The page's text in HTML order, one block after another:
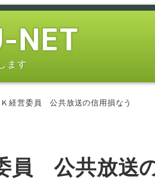
ます
経営委員 公共放送の信用損なう
公共放送